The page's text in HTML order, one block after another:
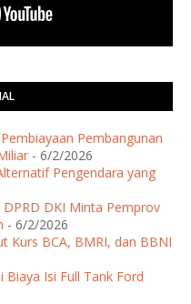
Pembangunan
- 6/2/2026
Pengendara yang
DKI Minta Pemprov
- 6/2/2026
Kurs BCA, BMRI, dan BBNI
Biaya Isi Full Tank Ford